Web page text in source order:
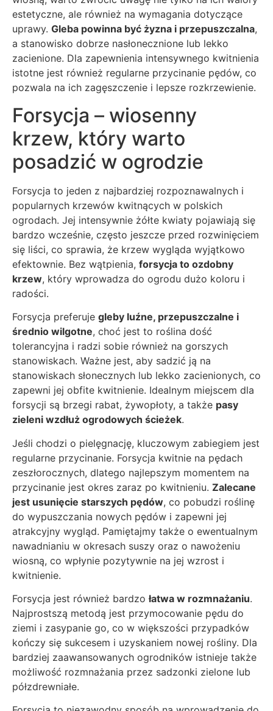
estetyczne, ale również na wymagania dotyczące
uprawy. Gleba powinna być żyzna i przepuszczalna,
a stanowisko dobrze nasłonecznione lub lekko
zacienione. Dla zapewnienia intensywnego kwitnienia
istotne jest również regularne przycinanie pędów, co
pozwala na ich zagęszczenie i lepsze rozkrzewienie.
Forsycja – wiosenny
krzew, który warto
posadzić w ogrodzie
Forsycja to jeden z najbardziej rozpoznawalnych i
popularnych krzewów kwitnących w polskich
ogrodach. Jej intensywnie żółte kwiaty pojawiają się
bardzo wcześnie, często jeszcze przed rozwinięciem
się liści, co sprawia, że krzew wygląda wyjątkowo
efektownie. Bez wątpienia, forsycja to ozdobny
krzew, który wprowadza do ogrodu dużo koloru i
radości.
Forsycja preferuje gleby luźne, przepuszczalne i
średnio wilgotne, choć jest to roślina dość
tolerancyjna i radzi sobie również na gorszych
stanowiskach. Ważne jest, aby sadzić ją na
stanowiskach słonecznych lub lekko zacienionych, co
zapewni jej obfite kwitnienie. Idealnym miejscem dla
forsycji są brzegi rabat, żywopłoty, a także pasy
zieleni wzdłuż ogrodowych ścieżek.
Jeśli chodzi o pielęgnację, kluczowym zabiegiem jest
regularne przycinanie. Forsycja kwitnie na pędach
zeszłorocznych, dlatego najlepszym momentem na
przycinanie jest okres zaraz po kwitnieniu. Zalecane
jest usunięcie starszych pędów, co pobudzi roślinę
do wypuszczania nowych pędów i zapewni jej
atrakcyjny wygląd. Pamiętajmy także o ewentualnym
nawadnianiu w okresach suszy oraz o nawożeniu
wiosną, co wpłynie pozytywnie na jej wzrost i
kwitnienie.
Forsycja jest również bardzołatwa w rozmnażaniu.
Najprostszą metodą jest przymocowanie pędu do
ziemi i zasypanie go, co w większości przypadków
kończy się sukcesem i uzyskaniem nowej rośliny. Dla
bardziej zaawansowanych ogrodników istnieje także
możliwość rozmnażania przez sadzonki zielone lub
półzdrewniałe.